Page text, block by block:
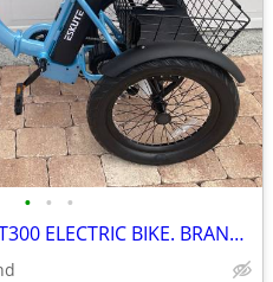
• • •
ESKUTE 3 WHEEL T300 ELECTRIC BIKE. BRAND NEW